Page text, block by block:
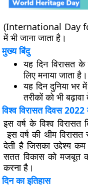
(International Day
में भी जाना जाता है।
मुख्य बिंदु
यह दिन विरासत
लिए मनाया जाता है।
यह दिन दुनिया भर
तरीकों को भी बढ़ावा
विश्व विरासत दिवस 2022
इस वर्ष के विश्व विरासत
इस वर्ष की थीम
देती है जिसका उद्देश्य
सतत विकास को मजबूत
करना है।
दिन का इतिहास